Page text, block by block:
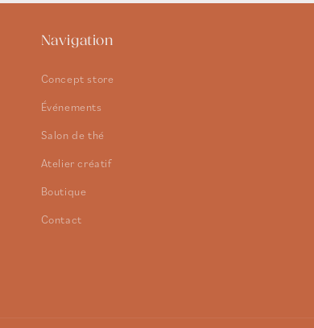
Navigation
Concept store
Événements
Salon de thé
Atelier créatif
Boutique
Contact